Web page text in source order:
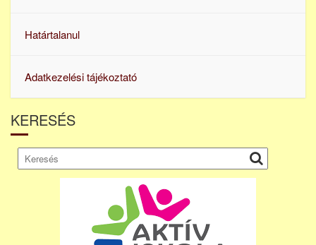
Határtalanul
Adatkezelési tájékoztató
KERESÉS